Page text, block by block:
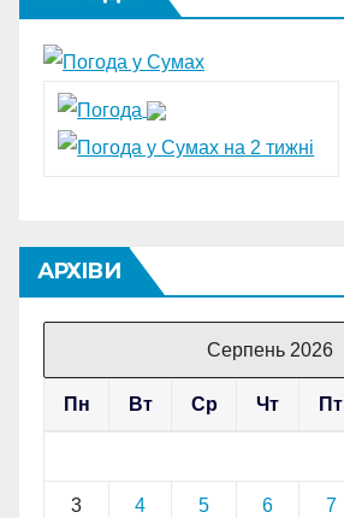
АРХІВИ
Серпень 2026
Пн Вт Ср Чт Пт
3 4 5 6 7